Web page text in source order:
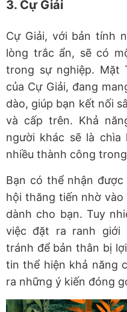
3. Cự Giải
Cự Giải, với bản tính
lòng trắc ẩn, sẽ có
trong sự nghiệp. Mặt
của Cự Giải, đang
dào, giúp bạn kết nối
và cấp trên. Khả
người khác sẽ là chìa
nhiều thành công
Bạn có thể nhận
hội thăng tiến nhờ
dành cho bạn. Tuy
việc đặt ra ranh giới
tránh để bản thân bị
tin thể hiện khả năng
ra những ý kiến đóng